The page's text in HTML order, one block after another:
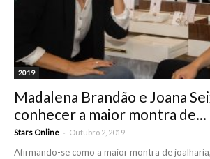
2019
Madalena Brandão e Joana
conhecer a maior montra de...
Stars Online - Outubro 2, 2019
Afirmando-se como a maior montra de